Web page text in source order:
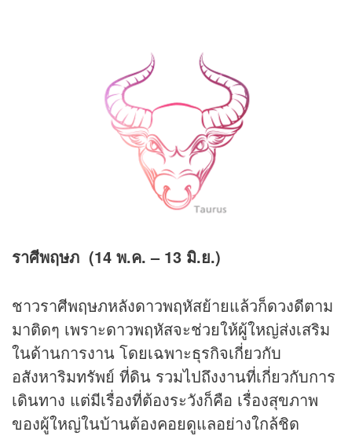
ราศีพฤษภ (14 พ.ค. – 13 มิ.ย.)
ชาวราศีพฤษภหลังดาวพฤหัสย้ายแล้วก็ดวงดีตาม
มาติดๆ เพราะดาวพฤหัสจะช่วยให้ผู้ใหญ่ส่งเสริม
ในด้านการงาน โดยเฉพาะธุรกิจเกี่ยวกับ
อสังหาริมทรัพย์ ที่ดิน รวมไปถึงงานที่เกี่ยวกับการ
เดินทาง แต่มีเรื่องที่ต้องระวังก็คือ เรื่องสุขภาพ
ของผู้ใหญ่ในบ้านต้องคอยดูแลอย่างใกล้ชิด